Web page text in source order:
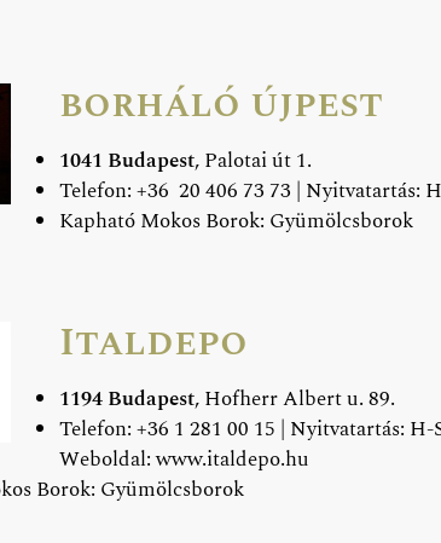
borháló újpest
1041 Budapest, Palotai út 1.
Telefon: +36 20 406 73 73 | Nyitvatartás:
Kapható Mokos Borok: Gyümölcsborok
Italdepo
1194 Budapest, Hofherr Albert u. 89.
Telefon: +36 1 281 00 15 | Nyitvatartás: H-
Weboldal:www.italdepo.hu
Borok: Gyümölcsborok